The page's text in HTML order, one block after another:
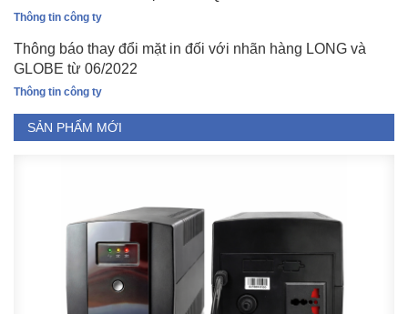
Thông tin công ty
Thông báo thay đổi mặt in đối với nhãn hàng LONG và
GLOBE từ 06/2022
Thông tin công ty
SẢN PHẨM MỚI